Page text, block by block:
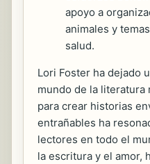
apoyo a
animales y
salud.
Lori Foster ha dejado
mundo de la literatura
para crear historias
entrañables ha
lectores en todo el
la escritura y el amor,